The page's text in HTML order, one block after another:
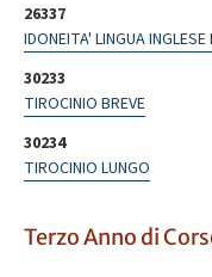
26337
IDONEITA' LINGUA INGLESE
30233
TIROCINIO BREVE
30234
TIROCINIO LUNGO
Terzo Anno di